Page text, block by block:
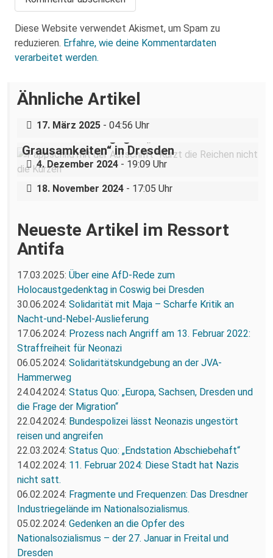
Diese Website verwendet Akismet, um Spam zu
reduzieren. Erfahre, wie deine Kommentardaten
verarbeitet werden.
Ähnliche Artikel
Holocaustgedenktag in Coswig bei
17. März 2025 - 04:56 Uhr
„Teilhabe ist nicht verhandelbar“–
Grausamkeiten“ in Dresden
4. Dezember 2024 - 19:09 Uhr
Nazigruppe sucht (und bekommt) Stress
in der Dresdner Neustadt
18. November 2024 - 17:05 Uhr
Neueste Artikel im Ressort
Antifa
17.03.2025: Über eine AfD-Rede zum
Holocaustgedenktag in Coswig bei Dresden
30.06.2024: Solidarität mit Maja – Scharfe Kritik an
Nacht-und-Nebel-Auslieferung
17.06.2024: Prozess nach Angriff am 13. Februar 2022:
Straffreiheit für Neonazi
06.05.2024: Solidaritätskundgebung an der JVA-
Hammerweg
24.04.2024: Status Quo: „Europa, Sachsen, Dresden und
die Frage der Migration“
22.04.2024: Bundespolizei lässt Neonazis ungestört
reisen und angreifen
22.03.2024: Status Quo: „Endstation Abschiebehaft“
14.02.2024: 11. Februar 2024: Diese Stadt hat Nazis
nicht satt.
06.02.2024: Fragmente und Frequenzen: Das Dresdner
Industriegelände im Nationalsozialismus.
05.02.2024: Gedenken an die Opfer des
Nationalsozialismus – der 27. Januar in Freital und
Dresden